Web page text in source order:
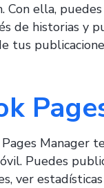
Con ella,
de historias y
tus
Pages
Puedes
ver